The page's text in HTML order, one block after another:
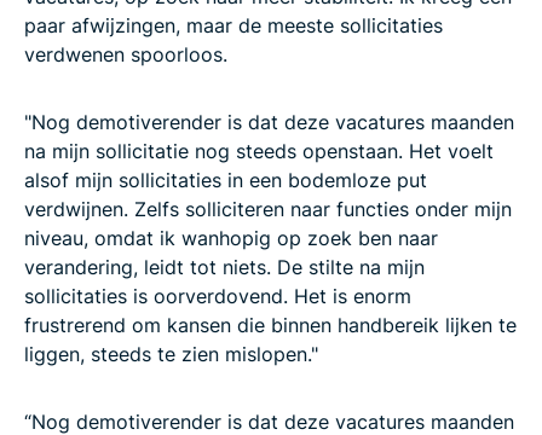
paar afwijzingen, maar de meeste sollicitaties
verdwenen spoorloos.
"Nog demotiverender is dat deze vacatures maanden
na mijn sollicitatie nog steeds openstaan. Het voelt
alsof mijn sollicitaties in een bodemloze put
verdwijnen. Zelfs solliciteren naar functies onder mijn
niveau, omdat ik wanhopig op zoek ben naar
verandering, leidt tot niets. De stilte na mijn
sollicitaties is oorverdovend. Het is enorm
frustrerend om kansen die binnen handbereik lijken te
liggen, steeds te zien mislopen."
“Nog demotiverender is dat deze vacatures maanden